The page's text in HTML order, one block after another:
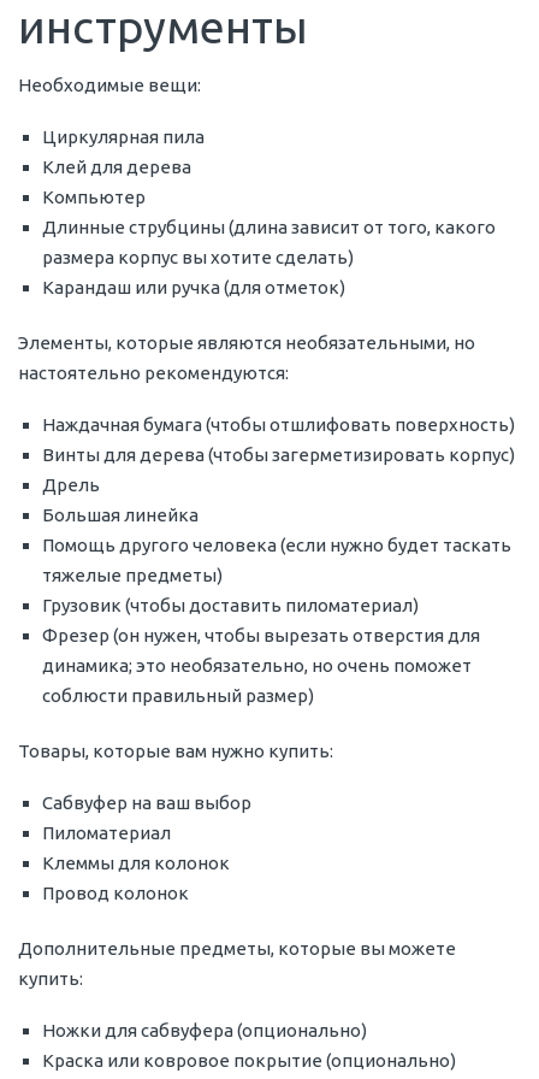
инструменты
Необходимые вещи:
Циркулярная пила
Клей для дерева
Компьютер
Длинные струбцины (длина зависит от того, какого
размера корпус вы хотите сделать)
Карандаш или ручка (для отметок)
Элементы, которые являются необязательными, но
настоятельно рекомендуются:
Наждачная бумага (чтобы отшлифовать поверхность)
Винты для дерева (чтобы загерметизировать корпус)
Дрель
Большая линейка
Помощь другого человека (если нужно будет таскать
тяжелые предметы)
Грузовик (чтобы доставить пиломатериал)
Фрезер (он нужен, чтобы вырезать отверстия для
динамика; это необязательно, но очень поможет
соблюсти правильный размер)
Товары, которые вам нужно купить:
Сабвуфер на ваш выбор
Пиломатериал
Клеммы для колонок
Провод колонок
Дополнительные предметы, которые вы можете
купить:
Ножки для сабвуфера (опционально)
Краска или ковровое покрытие (опционально)